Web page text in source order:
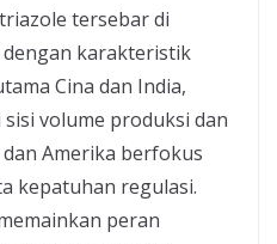
tersebar di
karakteristik
Cina dan India,
volume produksi dan
Amerika berfokus
kepatuhan regulasi.
peran